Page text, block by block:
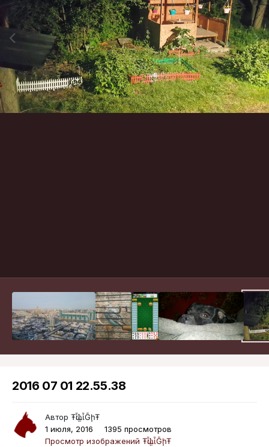
2016 07 01 22.55.38
Автор ŦᾡἷḶἷḠḩŦ
1 июля, 2016
1395 просмотров
Просмотр изображений ŦᾡἷḶἷḠḩŦ